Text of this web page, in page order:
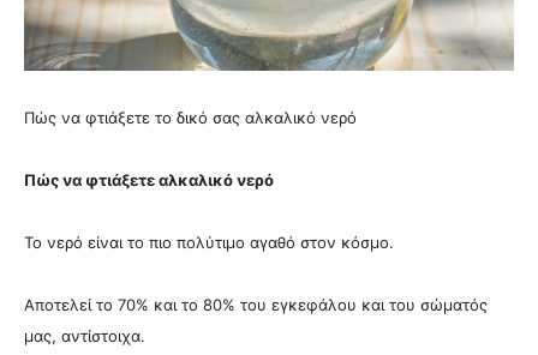
Πώς να φτιάξετε το δικό σας αλκαλικό νερό
Πώς να φτιάξετε αλκαλικό νερό
Το νερό είναι το πιο πολύτιμο αγαθό στον κόσμο.
Αποτελεί το 70% και το 80% του εγκεφάλου και του σώματός
μας, αντίστοιχα.